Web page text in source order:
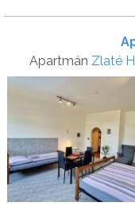
Apartmán Zlaté